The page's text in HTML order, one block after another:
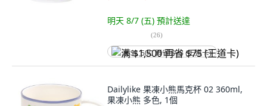
明天 8/7 (五) 預計送達
(26)
满 $1,500 再省 $75 (王道卡)
Dailylike 果凍小熊馬克杯 02 360ml,
果凍小熊 多色, 1個